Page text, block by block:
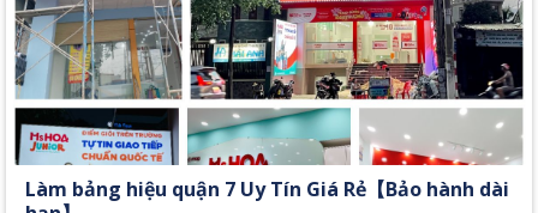
Làm bảng hiệu quận 7 Uy Tín Giá Rẻ【Bảo hành dài